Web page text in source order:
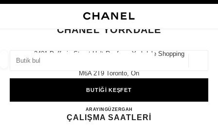
öneriler bu arama çubuğunun altında görüntülenir
BUTIK KARTINI KAPAT CHANEL YORKDALE
CHANEL YORKDALE
3401 Dufferin Street Holt Renfrew, Yorkdale Shopping
M6A 2T9 Toronto, On
BUTİĞİ KEŞFET
ARAYIN4167840990
GÜZERGAHCHANEL YORKDALE
ÇALIŞMA SAATLERİ
filtre sonucu:
MODA GÖZLÜKLER SAATLER VE FINE JEWELLERY